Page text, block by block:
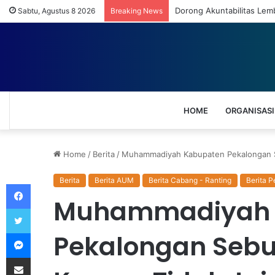
Sabtu, Agustus 8 2026 Breaking News Dorong Akuntabilitas
HOME ORGANISASI
Home / Berita / Muhammadiyah Kabupaten
Berita Berita AUM Berita Cabang - Ranting Berita
Pekalongan
Facebook